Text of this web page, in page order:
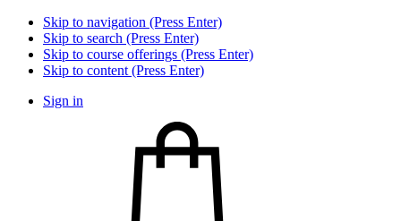
Skip to navigation (Press Enter)
Skip to search (Press Enter)
Skip to course offerings (Press Enter)
Skip to content (Press Enter)
Sign in